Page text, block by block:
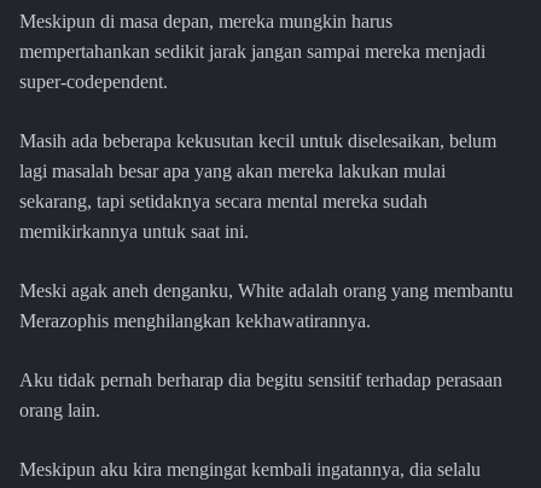
Meskipun di masa depan, mereka mungkin harus
mempertahankan sedikit jarak jangan sampai mereka menjadi
super-codependent.
Masih ada beberapa kekusutan kecil untuk diselesaikan, belum
lagi masalah besar apa yang akan mereka lakukan mulai
sekarang, tapi setidaknya secara mental mereka sudah
memikirkannya untuk saat ini.
Meski agak aneh denganku, White adalah orang yang membantu
Merazophis menghilangkan kekhawatirannya.
Aku tidak pernah berharap dia begitu sensitif terhadap perasaan
orang lain.
Meskipun aku kira mengingat kembali ingatannya, dia selalu